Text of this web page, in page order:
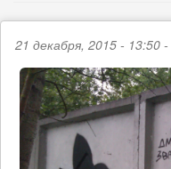
21 декабря, 2015 - 13:50 -